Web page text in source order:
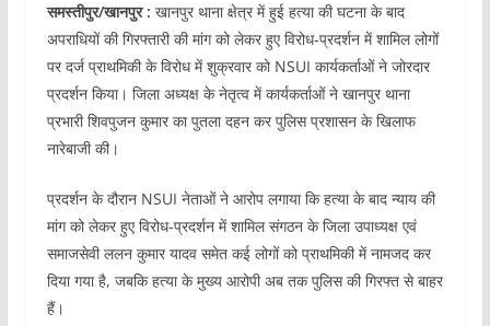
समस्तीपुर/खानपुर : खानपुर थाना क्षेत्र में हुई हत्या की घटना के बाद
अपराधियों की गिरफ्तारी की मांग को लेकर हुए विरोध-प्रदर्शन में शामिल लोगों
पर दर्ज प्राथमिकी के विरोध में शुक्रवार को NSUI कार्यकर्ताओं ने जोरदार
प्रदर्शन किया। जिला अध्यक्ष के नेतृत्व में कार्यकर्ताओं ने खानपुर थाना
प्रभारी शिवपुजन कुमार का पुतला दहन कर पुलिस प्रशासन के खिलाफ
नारेबाजी की।
प्रदर्शन के दौरान NSUI नेताओं ने आरोप लगाया कि हत्या के बाद न्याय की
मांग को लेकर हुए विरोध-प्रदर्शन में शामिल संगठन के जिला उपाध्यक्ष एवं
समाजसेवी ललन कुमार यादव समेत कई लोगों को प्राथमिकी में नामजद कर
दिया गया है, जबकि हत्या के मुख्य आरोपी अब तक पुलिस की गिरफ्त से बाहर
हैं।